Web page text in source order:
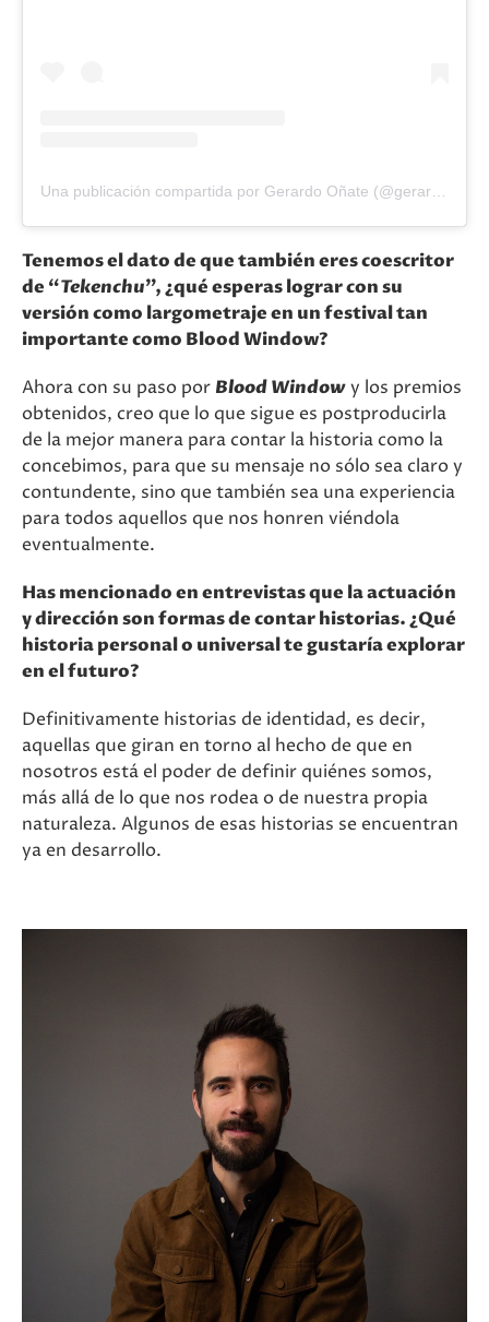
Una publicación compartida por Gerardo Oñate (@gerardoonateofficial)
Tenemos el dato de que también eres coescritor
de “Tekenchu”, ¿qué esperas lograr con su
versión como largometraje en un festival tan
importante como Blood Window?
Ahora con su paso por Blood Windowy los premios
obtenidos, creo que lo que sigue es postproducirla
de la mejor manera para contar la historia como la
concebimos, para que su mensaje no sólo sea claro y
contundente, sino que también sea una experiencia
para todos aquellos que nos honren viéndola
eventualmente.
Has mencionado en entrevistas que la actuación
y dirección son formas de contar historias. ¿Qué
historia personal o universal te gustaría explorar
en el futuro?
Definitivamente historias de identidad, es decir,
aquellas que giran en torno al hecho de que en
nosotros está el poder de definir quiénes somos,
más allá de lo que nos rodea o de nuestra propia
naturaleza. Algunos de esas historias se encuentran
ya en desarrollo.